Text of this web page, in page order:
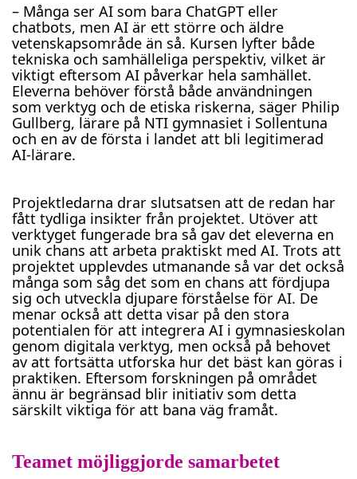
– Många ser AI som bara ChatGPT eller
chatbots, men AI är ett större och äldre
vetenskapsområde än så. Kursen lyfter både
tekniska och samhälleliga perspektiv, vilket är
viktigt eftersom AI påverkar hela samhället.
Eleverna behöver förstå både användningen
som verktyg och de etiska riskerna, säger Philip
Gullberg, lärare på NTI gymnasiet i Sollentuna
och en av de första i landet att bli legitimerad
AI-lärare.
Projektledarna drar slutsatsen att de redan har
fått tydliga insikter från projektet. Utöver att
verktyget fungerade bra så gav det eleverna en
unik chans att arbeta praktiskt med AI. Trots att
projektet upplevdes utmanande så var det också
många som såg det som en chans att fördjupa
sig och utveckla djupare förståelse för AI. De
menar också att detta visar på den stora
potentialen för att integrera AI i gymnasieskolan
genom digitala verktyg, men också på behovet
av att fortsätta utforska hur det bäst kan göras i
praktiken. Eftersom forskningen på området
ännu är begränsad blir initiativ som detta
särskilt viktiga för att bana väg framåt.
Teamet möjliggjorde samarbetet